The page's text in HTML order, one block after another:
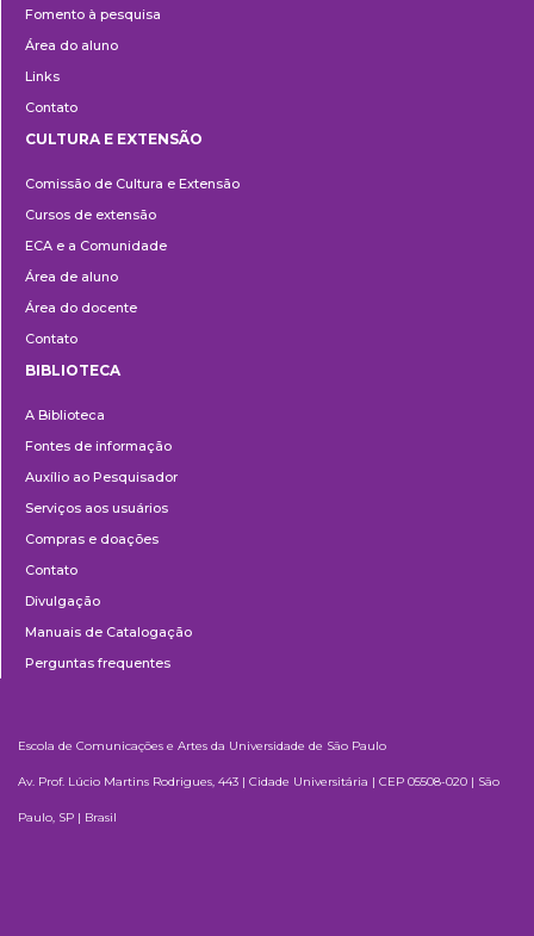
Fomento à pesquisa
Área do aluno
Links
Contato
e
Extensão
CULTURA E EXTENSÃO
Comissão de Cultura e Extensão
Cursos de extensão
ECA e a Comunidade
Área de aluno
Área do docente
Contato
BIBLIOTECA
A Biblioteca
Fontes de informação
Auxílio ao Pesquisador
Serviços aos usuários
Compras e doações
Contato
Divulgação
Manuais de Catalogação
Perguntas frequentes
Escola de Comunicações e Artes da Universidade de São Paulo
Av. Prof. Lúcio Martins Rodrigues, 443 | Cidade Universitária | CEP 05508-020 | São
Paulo, SP | Brasil